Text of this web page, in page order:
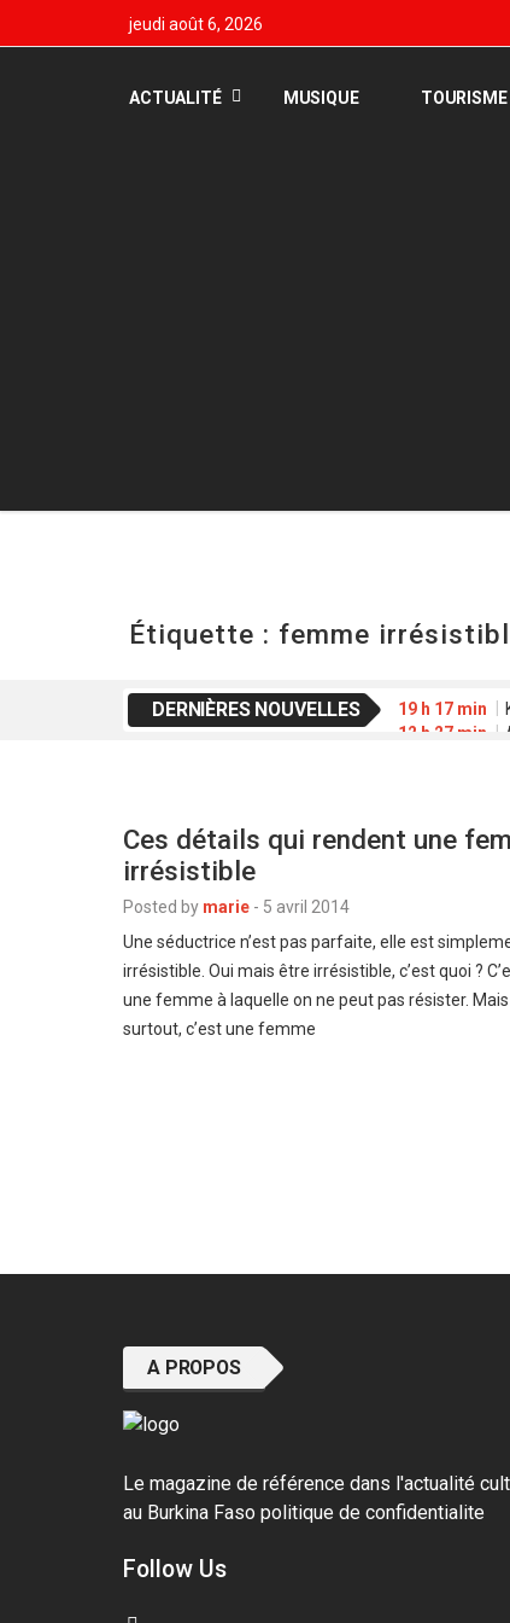
jeudi août 6, 2026
ACTUALITÉ MUSIQUE TOURISME
Étiquette : femme
DERNIÈRES NOUVELLES 19 h 17 min
12 h 27 min
Ces détails qui rendent une
irrésistible
Posted by marie - 5 avril 2014
Une séductrice n’est pas parfaite, elle est
irrésistible. Oui mais être irrésistible, c’est quoi ?
une femme à laquelle on ne peut pas résister. Mais
surtout, c’est une femme
A PROPOS
Le magazine de référence dans l'actualité
au Burkina Faso politique de confidentialite
Follow Us